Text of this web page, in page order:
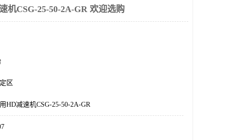
机CSG-25-50-2A-GR 欢迎选购
区
HD减速机CSG-25-50-2A-GR